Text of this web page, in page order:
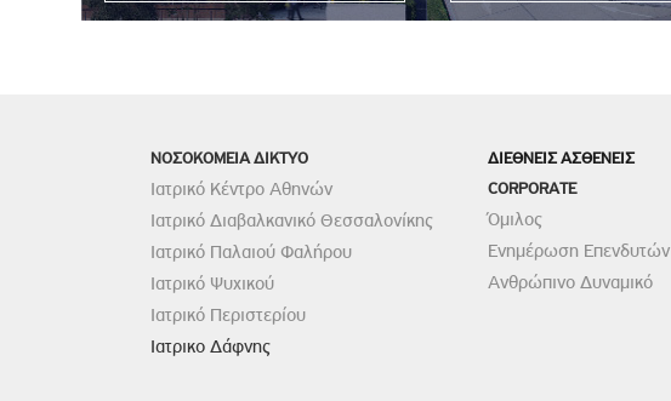
ΝΟΣΟΚΟΜΕΙΑ ΔΙΚΤΥΟ
Ιατρικό Κέντρο Αθηνών
Ιατρικό Διαβαλκανικό Θεσσαλονίκης
Ιατρικό Παλαιού Φαλήρου
Ιατρικό Ψυχικού
Ιατρικό Περιστερίου
Ιατρικο Δάφνης
ΔΙΕΘΝΕΙΣ ΑΣΘΕΝΕΙΣ
CORPORATE
Όμιλος
Ενημέρωση Επενδυτών
Ανθρώπινο Δυναμικό